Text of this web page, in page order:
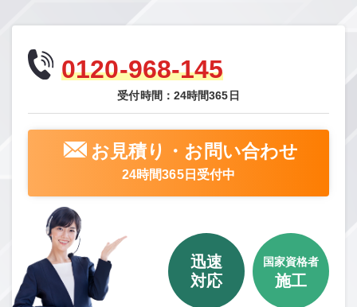
0120-968-145
受付時間：24時間365日
お見積り・お問い合わせ
24時間365日受付中
迅速
対応
国家資格者
施工